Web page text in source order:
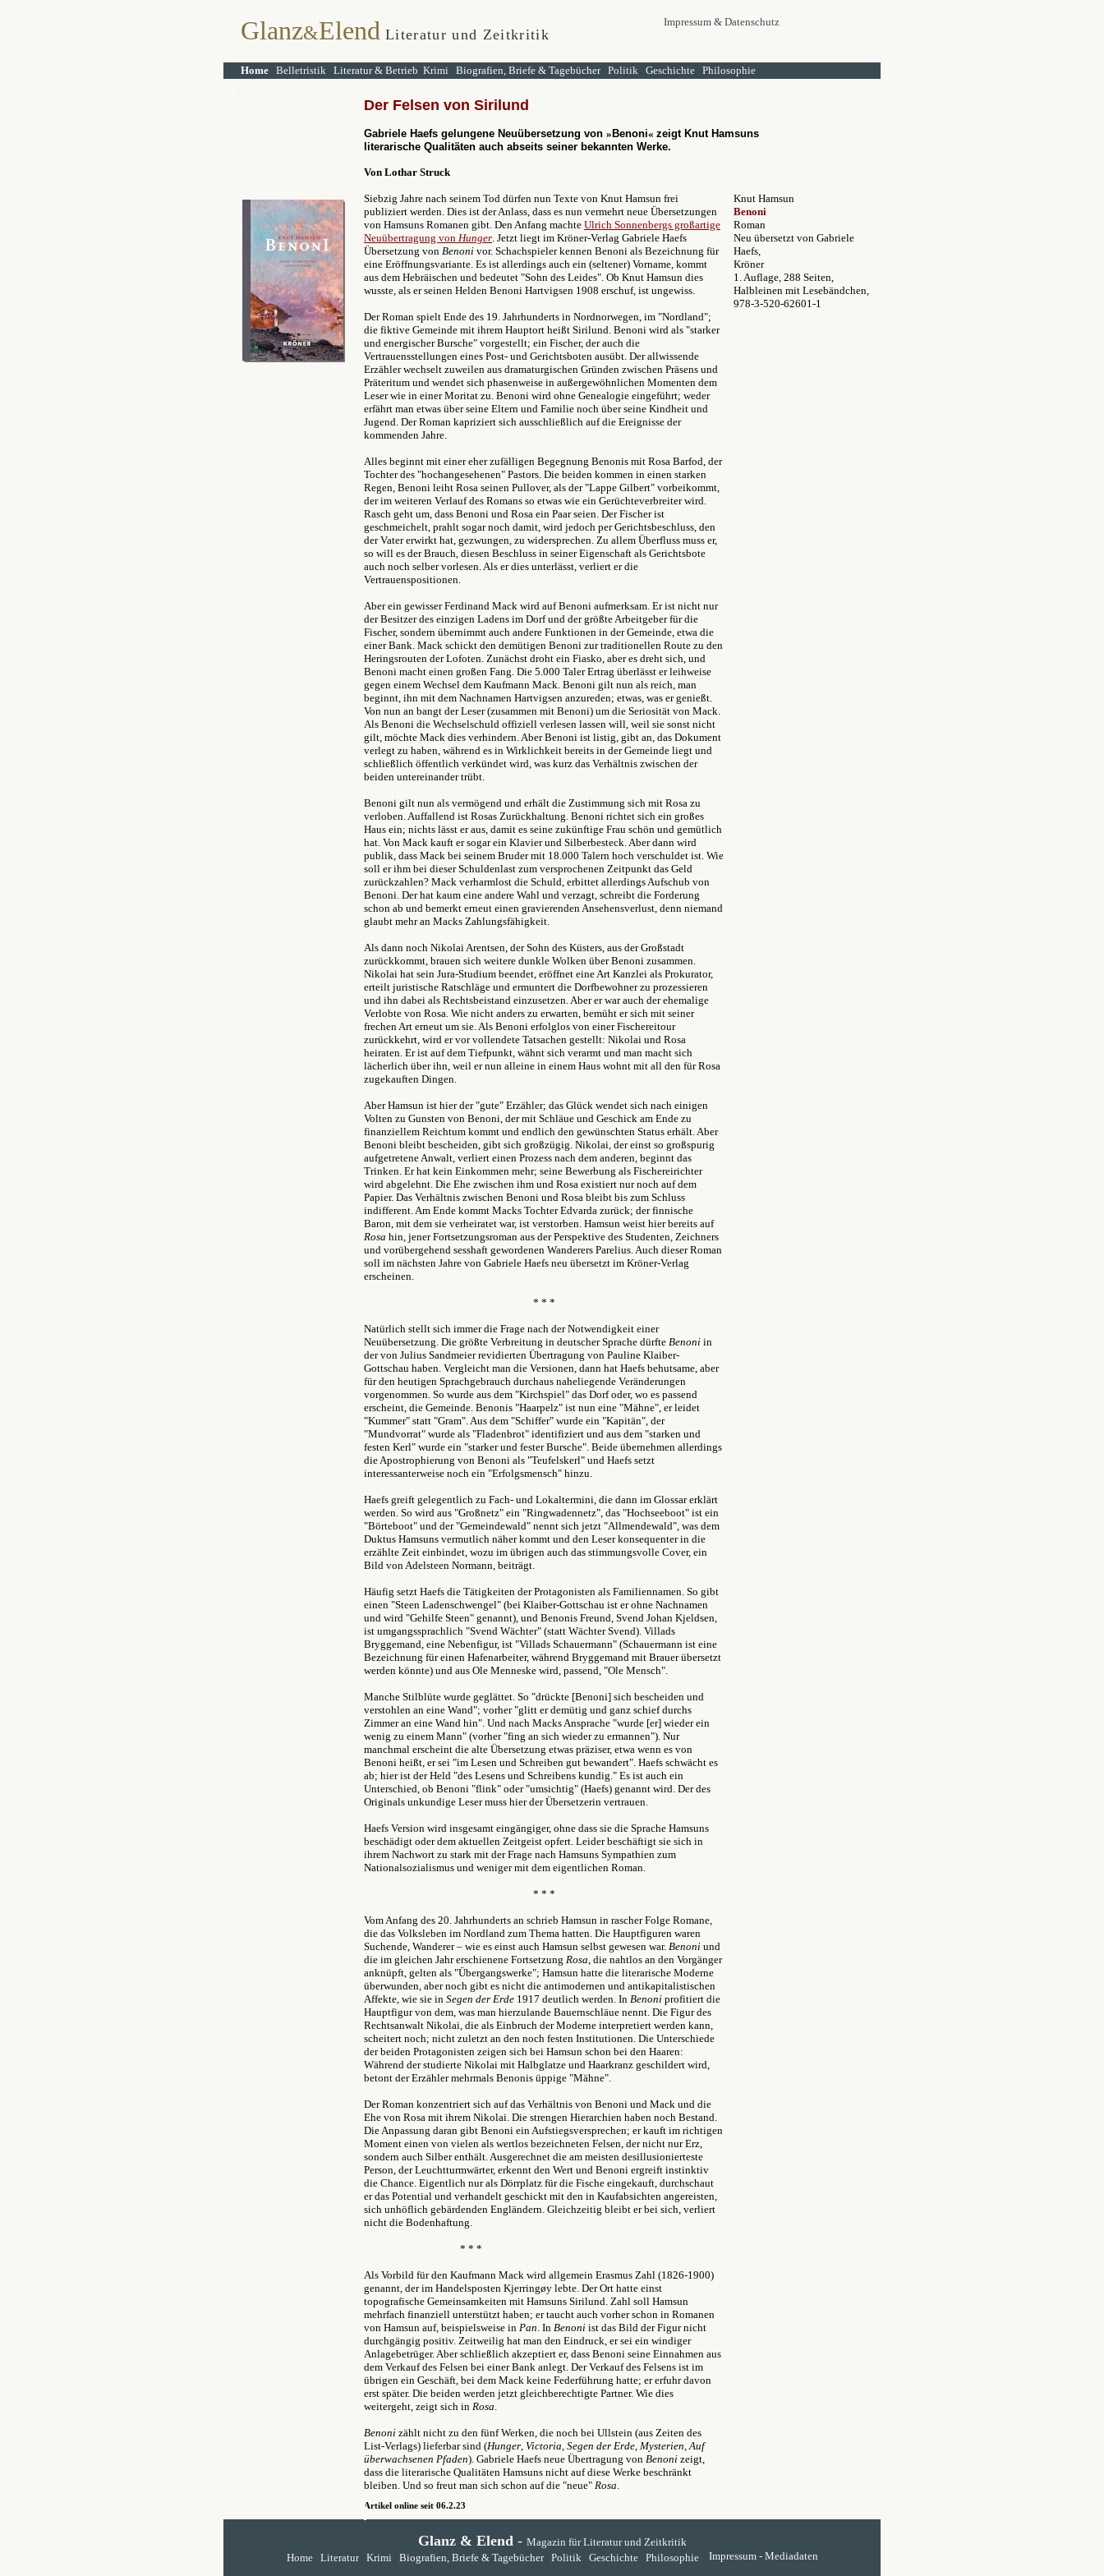
Glanz&Elend Literatur und Zeitkritik
Impressum & Datenschutz
Home Belletristik Literatur & Betrieb Krimi Biografien, Briefe & Tagebücher Politik Geschichte Philosophie
Der Felsen von Sirilund
Gabriele Haefs gelungene Neuübersetzung von » Benoni« zeigt Knut Hamsuns
literarische Qualitäten auch abseits seiner bekannten Werke.
Von Lothar Struck
Siebzig Jahre nach seinem Tod dürfen nun Texte von Knut Hamsun frei
publiziert werden. Dies ist der Anlass, dass es nun vermehrt neue Übersetzungen
von Hamsuns Romanen gibt. Den Anfang machte Ulrich Sonnenbergs großartige
Neuübertragung von Hunger. Jetzt liegt im Kröner-Verlag Gabriele Haefs
Übersetzung von Benoni vor. Schachspieler kennen Benoni als Bezeichnung für
eine Eröffnungsvariante. Es ist allerdings auch ein (seltener) Vorname, kommt
aus dem Hebräischen und bedeutet "Sohn des Leides". Ob Knut Hamsun dies
wusste, als er seinen Helden Benoni Hartvigsen 1908 erschuf, ist ungewiss.
Der Roman spielt Ende des 19. Jahrhunderts in Nordnorwegen, im "Nordland";
die fiktive Gemeinde mit ihrem Hauptort heißt Sirilund. Benoni wird als "starker
und energischer Bursche" vorgestellt; ein Fischer, der auch die
Vertrauensstellungen eines Post- und Gerichtsboten ausübt. Der allwissende
Erzähler wechselt zuweilen aus dramaturgischen Gründen zwischen Präsens und
Präteritum und wendet sich phasenweise in außergewöhnlichen Momenten dem
Leser wie in einer Moritat zu. Benoni wird ohne Genealogie eingeführt; weder
erfährt man etwas über seine Eltern und Familie noch über seine Kindheit und
Jugend. Der Roman kapriziert sich ausschließlich auf die Ereignisse der
kommenden Jahre.
Alles beginnt mit einer eher zufälligen Begegnung Benonis mit Rosa Barfod, der
Tochter des "hochangesehenen" Pastors. Die beiden kommen in einen starken
Regen, Benoni leiht Rosa seinen Pullover, als der "Lappe Gilbert" vorbeikommt,
der im weiteren Verlauf des Romans so etwas wie ein Gerüchteverbreiter wird.
Rasch geht um, dass Benoni und Rosa ein Paar seien. Der Fischer ist
geschmeichelt, prahlt sogar noch damit, wird jedoch per Gerichtsbeschluss, den
der Vater erwirkt hat, gezwungen, zu widersprechen. Zu allem Überfluss muss er,
so will es der Brauch, diesen Beschluss in seiner Eigenschaft als Gerichtsbote
auch noch selber vorlesen. Als er dies unterlässt, verliert er die
Vertrauenspositionen.
Aber ein gewisser Ferdinand Mack wird auf Benoni aufmerksam. Er ist nicht nur
der Besitzer des einzigen Ladens im Dorf und der größte Arbeitgeber für die
Fischer, sondern übernimmt auch andere Funktionen in der Gemeinde, etwa die
einer Bank. Mack schickt den demütigen Benoni zur traditionellen Route zu den
Heringsrouten der Lofoten. Zunächst droht ein Fiasko, aber es dreht sich, und
Benoni macht einen großen Fang. Die 5.000 Taler Ertrag überlässt er leihweise
gegen einem Wechsel dem Kaufmann Mack. Benoni gilt nun als reich, man
beginnt, ihn mit dem Nachnamen Hartvigsen anzureden; etwas, was er genießt.
Von nun an bangt der Leser (zusammen mit Benoni) um die Seriosität von Mack.
Als Benoni die Wechselschuld offiziell verlesen lassen will, weil sie sonst nicht
gilt, möchte Mack dies verhindern. Aber Benoni ist listig, gibt an, das Dokument
verlegt zu haben, während es in Wirklichkeit bereits in der Gemeinde liegt und
schließlich öffentlich verkündet wird, was kurz das Verhältnis zwischen der
beiden untereinander trübt.
Benoni gilt nun als vermögend und erhält die Zustimmung sich mit Rosa zu
verloben. Auffallend ist Rosas Zurückhaltung. Benoni richtet sich ein großes
Haus ein; nichts lässt er aus, damit es seine zukünftige Frau schön und gemütlich
hat. Von Mack kauft er sogar ein Klavier und Silberbesteck. Aber dann wird
publik, dass Mack bei seinem Bruder mit 18.000 Talern hoch verschuldet ist. Wie
soll er ihm bei dieser Schuldenlast zum versprochenen Zeitpunkt das Geld
zurückzahlen? Mack verharmlost die Schuld, erbittet allerdings Aufschub von
Benoni. Der hat kaum eine andere Wahl und verzagt, schreibt die Forderung
schon ab und bemerkt erneut einen gravierenden Ansehensverlust, denn niemand
glaubt mehr an Macks Zahlungsfähigkeit.
Als dann noch Nikolai Arentsen, der Sohn des Küsters, aus der Großstadt
zurückkommt, brauen sich weitere dunkle Wolken über Benoni zusammen.
Nikolai hat sein Jura-Studium beendet, eröffnet eine Art Kanzlei als Prokurator,
erteilt juristische Ratschläge und ermuntert die Dorfbewohner zu prozessieren
und ihn dabei als Rechtsbeistand einzusetzen. Aber er war auch der ehemalige
Verlobte von Rosa. Wie nicht anders zu erwarten, bemüht er sich mit seiner
frechen Art erneut um sie. Als Benoni erfolglos von einer Fischereitour
zurückkehrt, wird er vor vollendete Tatsachen gestellt: Nikolai und Rosa
heiraten. Er ist auf dem Tiefpunkt, wähnt sich verarmt und man macht sich
lächerlich über ihn, weil er nun alleine in einem Haus wohnt mit all den für Rosa
zugekauften Dingen.
Aber Hamsun ist hier der "gute" Erzähler; das Glück wendet sich nach einigen
Volten zu Gunsten von Benoni, der mit Schläue und Geschick am Ende zu
finanziellem Reichtum kommt und endlich den gewünschten Status erhält. Aber
Benoni bleibt bescheiden, gibt sich großzügig. Nikolai, der einst so großspurig
aufgetretene Anwalt, verliert einen Prozess nach dem anderen, beginnt das
Trinken. Er hat kein Einkommen mehr; seine Bewerbung als Fischereirichter
wird abgelehnt. Die Ehe zwischen ihm und Rosa existiert nur noch auf dem
Papier. Das Verhältnis zwischen Benoni und Rosa bleibt bis zum Schluss
indifferent. Am Ende kommt Macks Tochter Edvarda zurück; der finnische
Baron, mit dem sie verheiratet war, ist verstorben. Hamsun weist hier bereits auf
Rosa hin, jener Fortsetzungsroman aus der Perspektive des Studenten, Zeichners
und vorübergehend sesshaft gewordenen Wanderers Parelius. Auch dieser Roman
soll im nächsten Jahre von Gabriele Haefs neu übersetzt im Kröner-Verlag
erscheinen.
* * *
Natürlich stellt sich immer die Frage nach der Notwendigkeit einer
Neuübersetzung. Die größte Verbreitung in deutscher Sprache dürfte Benoni in
der von Julius Sandmeier revidierten Übertragung von Pauline Klaiber-
Gottschau haben. Vergleicht man die Versionen, dann hat Haefs behutsame, aber
für den heutigen Sprachgebrauch durchaus naheliegende Veränderungen
vorgenommen. So wurde aus dem "Kirchspiel" das Dorf oder, wo es passend
erscheint, die Gemeinde. Benonis "Haarpelz" ist nun eine "Mähne", er leidet
"Kummer" statt "Gram". Aus dem "Schiffer" wurde ein "Kapitän", der
"Mundvorrat" wurde als "Fladenbrot" identifiziert und aus dem "starken und
festen Kerl" wurde ein "starker und fester Bursche". Beide übernehmen allerdings
die Apostrophierung von Benoni als "Teufelskerl" und Haefs setzt
interessanterweise noch ein "Erfolgsmensch" hinzu.
Haefs greift gelegentlich zu Fach- und Lokaltermini, die dann im Glossar erklärt
werden. So wird aus "Großnetz" ein "Ringwadennetz", das "Hochseeboot" ist ein
"Börteboot" und der "Gemeindewald" nennt sich jetzt "Allmendewald", was dem
Duktus Hamsuns vermutlich näher kommt und den Leser konsequenter in die
erzählte Zeit einbindet, wozu im übrigen auch das stimmungsvolle Cover, ein
Bild von Adelsteen Normann, beiträgt.
Häufig setzt Haefs die Tätigkeiten der Protagonisten als Familiennamen. So gibt
einen "Steen Ladenschwengel" (bei Klaiber-Gottschau ist er ohne Nachnamen
und wird "Gehilfe Steen" genannt), und Benonis Freund, Svend Johan Kjeldsen,
ist umgangssprachlich "Svend Wächter" (statt Wächter Svend). Villads
Bryggemand, eine Nebenfigur, ist "Villads Schauermann" (Schauermann ist eine
Bezeichnung für einen Hafenarbeiter, während Bryggemand mit Brauer übersetzt
werden könnte) und aus Ole Menneske wird, passend, "Ole Mensch".
Manche Stilblüte wurde geglättet. So "drückte [Benoni] sich bescheiden und
verstohlen an eine Wand"; vorher "glitt er demütig und ganz schief durchs
Zimmer an eine Wand hin". Und nach Macks Ansprache "wurde [er] wieder ein
wenig zu einem Mann" (vorher "fing an sich wieder zu ermannen"). Nur
manchmal erscheint die alte Übersetzung etwas präziser, etwa wenn es von
Benoni heißt, er sei "im Lesen und Schreiben gut bewandert". Haefs schwächt es
ab; hier ist der Held "des Lesens und Schreibens kundig." Es ist auch ein
Unterschied, ob Benoni "flink" oder "umsichtig" (Haefs) genannt wird. Der des
Originals unkundige Leser muss hier der Übersetzerin vertrauen.
Haefs Version wird insgesamt eingängiger, ohne dass sie die Sprache Hamsuns
beschädigt oder dem aktuellen Zeitgeist opfert. Leider beschäftigt sie sich in
ihrem Nachwort zu stark mit der Frage nach Hamsuns Sympathien zum
Nationalsozialismus und weniger mit dem eigentlichen Roman.
* * *
Vom Anfang des 20. Jahrhunderts an schrieb Hamsun in rascher Folge Romane,
die das Volksleben im Nordland zum Thema hatten. Die Hauptfiguren waren
Suchende, Wanderer – wie es einst auch Hamsun selbst gewesen war. Benoni und
die im gleichen Jahr erschienene Fortsetzung Rosa, die nahtlos an den Vorgänger
anknüpft, gelten als "Übergangswerke"; Hamsun hatte die literarische Moderne
überwunden, aber noch gibt es nicht die antimodernen und antikapitalistischen
Affekte, wie sie in Segen der Erde 1917 deutlich werden. In Benoni profitiert die
Hauptfigur von dem, was man hierzulande Bauernschläue nennt. Die Figur des
Rechtsanwalt Nikolai, die als Einbruch der Moderne interpretiert werden kann,
scheitert noch; nicht zuletzt an den noch festen Institutionen. Die Unterschiede
der beiden Protagonisten zeigen sich bei Hamsun schon bei den Haaren:
Während der studierte Nikolai mit Halbglatze und Haarkranz geschildert wird,
betont der Erzähler mehrmals Benonis üppige "Mähne".
Der Roman konzentriert sich auf das Verhältnis von Benoni und Mack und die
Ehe von Rosa mit ihrem Nikolai. Die strengen Hierarchien haben noch Bestand.
Die Anpassung daran gibt Benoni ein Aufstiegsversprechen; er kauft im richtigen
Moment einen von vielen als wertlos bezeichneten Felsen, der nicht nur Erz,
sondern auch Silber enthält. Ausgerechnet die am meisten desillusionierteste
Person, der Leuchtturmwärter, erkennt den Wert und Benoni ergreift instinktiv
die Chance. Eigentlich nur als Dörrplatz für die Fische eingekauft, durchschaut
er das Potential und verhandelt geschickt mit den in Kaufabsichten angereisten,
sich unhöflich gebärdenden Engländern. Gleichzeitig bleibt er bei sich, verliert
nicht die Bodenhaftung.
* * *
Als Vorbild für den Kaufmann Mack wird allgemein Erasmus Zahl (1826-1900)
genannt, der im Handelsposten Kjerringøy lebte. Der Ort hatte einst
topografische Gemeinsamkeiten mit Hamsuns Sirilund. Zahl soll Hamsun
mehrfach finanziell unterstützt haben; er taucht auch vorher schon in Romanen
von Hamsun auf, beispielsweise in Pan. In Benoni ist das Bild der Figur nicht
durchgängig positiv. Zeitweilig hat man den Eindruck, er sei ein windiger
Anlagebetrüger. Aber schließlich akzeptiert er, dass Benoni seine Einnahmen aus
dem Verkauf des Felsen bei einer Bank anlegt. Der Verkauf des Felsens ist im
übrigen ein Geschäft, bei dem Mack keine Federführung hatte; er erfuhr davon
erst später. Die beiden werden jetzt gleichberechtigte Partner. Wie dies
weitergeht, zeigt sich in Rosa.
Benoni zählt nicht zu den fünf Werken, die noch bei Ullstein (aus Zeiten des
List-Verlags) lieferbar sind (Hunger, Victoria, Segen der Erde, Mysterien,Auf
überwachsenen Pfaden). Gabriele Haefs neue Übertragung von Benoni zeigt,
dass die literarische Qualitäten Hamsuns nicht auf diese Werke beschränkt
bleiben. Und so freut man sich schon auf die "neue" Rosa.
Artikel online seit 06.2.23
Knut Hamsun
Benoni
Roman
Neu übersetzt von Gabriele
Haefs,
Kröner
1. Auflage, 288 Seiten,
Halbleinen mit Lesebändchen,
978-3-520-62601-1
Glanz & Elend- Magazin für Literatur und Zeitkritik
Home
Literatur Krimi Biografien, Briefe & Tagebücher Politik Geschichte Philosophie Impressum- Mediadaten